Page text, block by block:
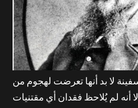
لا بد أنها تعرضت لهجوم من
أنه لم يُلاحظ فقدان أي مقتنيات